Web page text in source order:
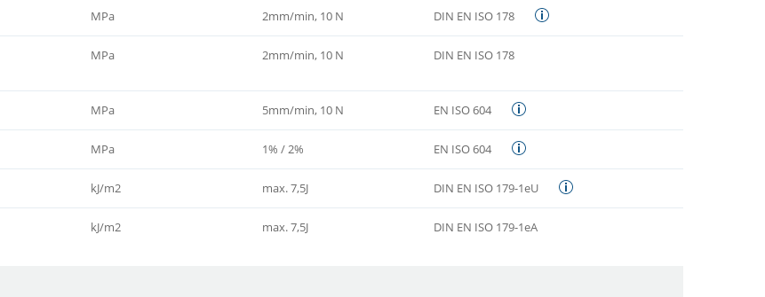
MPa 2mm/min, 10 N DIN EN ISO 178
MPa 2mm/min, 10 N DIN EN ISO 178
MPa 5mm/min, 10 N EN ISO 604
MPa 1% / 2% EN ISO 604
kJ/m2 max. 7,5J DIN EN ISO 179-1eU
kJ/m2 max. 7,5J DIN EN ISO 179-1eA